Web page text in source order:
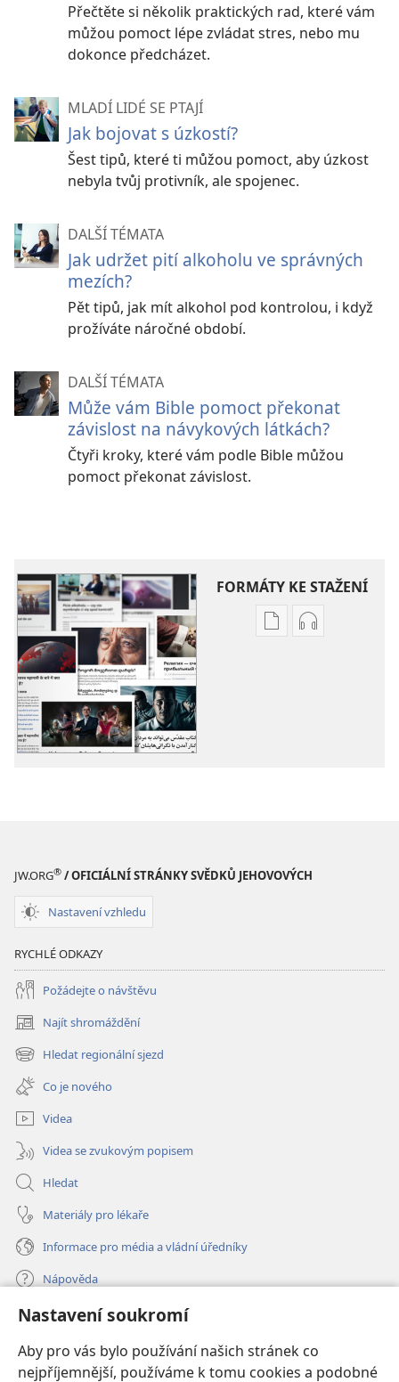
Nastavení soukromí
Aby pro vás bylo používání našich stránek co
nejpříjemnější, používáme k tomu cookies a podobné
Přečtěte si několik praktických rad, které vám
můžou pomoct lépe zvládat stres, nebo mu
dokonce předcházet.
MLADÍ LIDÉ SE PTAJÍ
Jak bojovat s úzkostí?
Šest tipů, které ti můžou pomoct, aby úzkost
nebyla tvůj protivník, ale spojenec.
DALŠÍ TÉMATA
Jak udržet pití alkoholu ve správných
mezích?
Pět tipů, jak mít alkohol pod kontrolou, i když
prožíváte náročné období.
DALŠÍ TÉMATA
Může vám Bible pomoct překonat
závislost na návykových látkách?
Čtyři kroky, které vám podle Bible můžou
pomoct překonat závislost.
FORMÁTY KE STAŽENÍ
FormátyFormáty
JW.ORG® / OFICIÁLNÍ STRÁNKY SVĚDKŮ JEHOVOVÝCH
Nastavení vzhledu
RYCHLÉ ODKAZY
Požádejte o návštěvu
Najít shromáždění
(otevřeno
nové
okno)
Hledat regionální sjezd
(otevřeno
nové
okno)
Co je nového
Videa
Videa se zvukovým popisem
Hledat
Materiály pro lékaře
Informace pro média a vládní úředníky
Nápověda
Dary
nové
okno) ONLINE KNIHOVNA Strážné věže